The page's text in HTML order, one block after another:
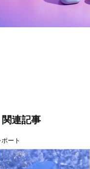
関連記事
ポート